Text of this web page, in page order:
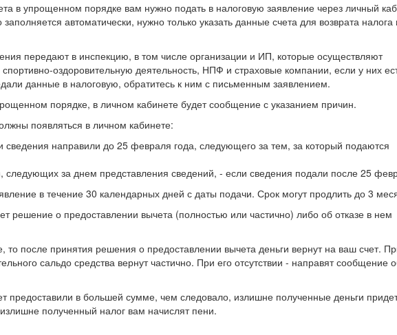
в упрощенном порядке вам нужно подать в налоговую заявление через личный
автоматически, нужно только указать данные счета для возврата налога
передают в инспекцию, в том числе организации и ИП, которые осуществляют
оздоровительную деятельность, НПФ и страховые компании, если у них
данные в налоговую, обратитесь к ним с письменным заявлением.
порядке, в личном кабинете будет сообщение с указанием причин.
появляться в личном кабинете:
сведения направили до 25 февраля года, следующего за тем, за который подаются
следующих за днем представления сведений, - если сведения подали после 25
в течение 30 календарных дней с даты подачи. Срок могут продлить до 3
решение о предоставлении вычета (полностью или частично) либо об отказе в нем
после принятия решения о предоставлении вычета деньги вернут на ваш счет.
сальдо средства вернут частично. При его отсутствии - направят сообщение
предоставили в большей сумме, чем следовало, излишне полученные деньги
полученный налог вам начислят пени.